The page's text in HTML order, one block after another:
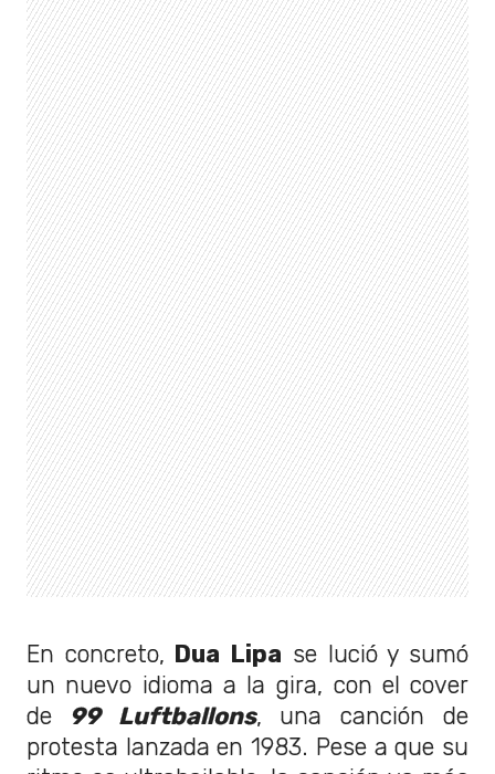
En concreto, Dua Lipa se lució y sumó
un nuevo idioma a la gira, con el cover
de 99 Luftballons, una canción de
protesta lanzada en 1983. Pese a que su